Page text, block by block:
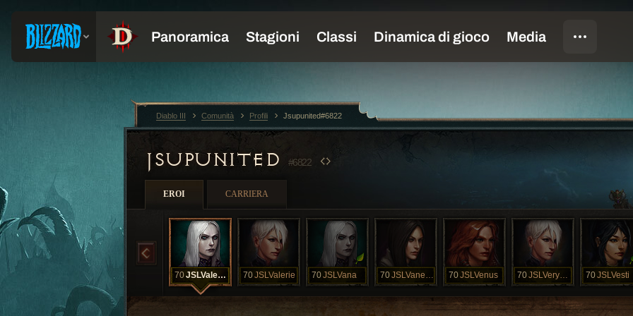
JSUPUNITED #6822
EROI CARRIERA
70 JSLValencia 70JSLValerie 70JSLVana 70 JSLVanelope 70JSLVenus 70 JSLVeryLoveU 70JSLVesti
Diablo III Comunità Profili Jsupunited#6822